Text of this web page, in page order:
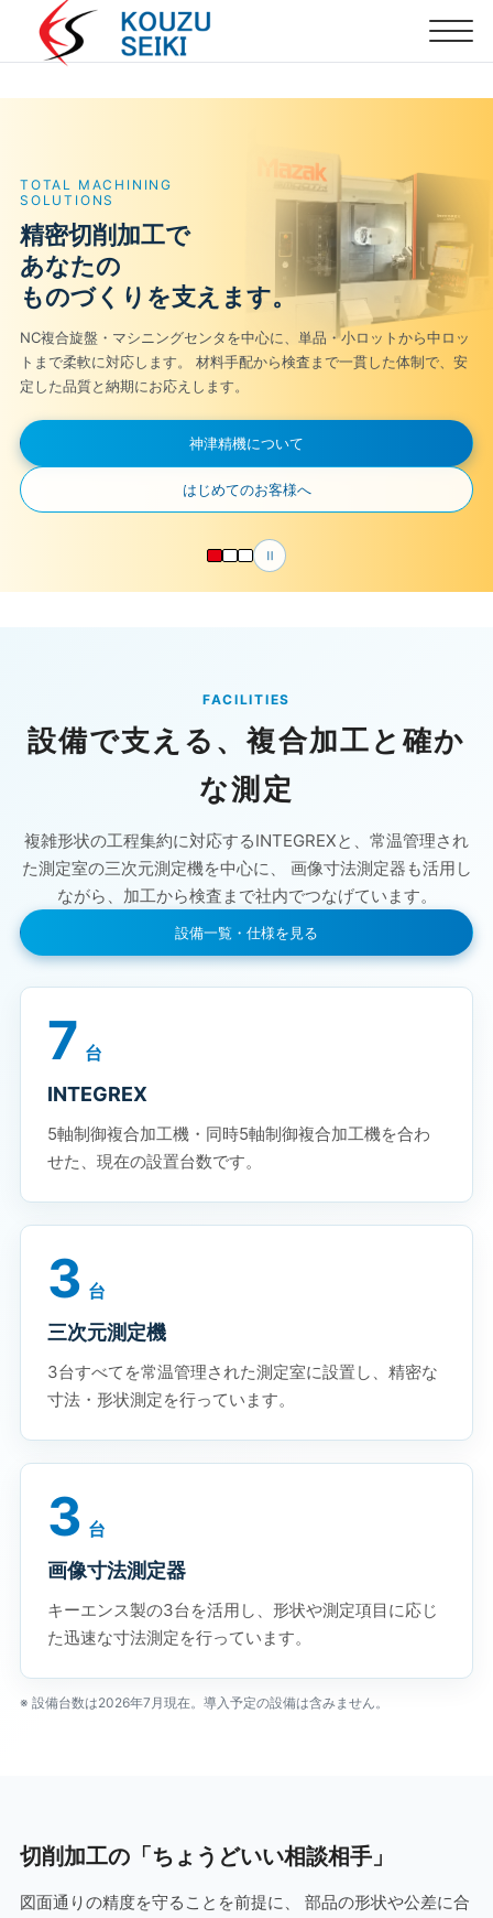
えます。
センタを中心に、単品・小ロットから中ロッ
。 材料手配から検査まで一貫した体制で、安
えします。
神津精機について
はじめてのお客様へ
ROBOTIC
旋盤も、マ
ロボットに
複合旋盤・NC旋盤に
ワークの供給から排出
両立した加工体制を構
Ⅱ
自動再生を停止
FACILITIES
設備で支える、複合加工と確か
な測定
複雑形状の工程集約に対応するINTEGREXと、常温管理され
た測定室の三次元測定機を中心に、 画像寸法測定器も活用し
ながら、加工から検査まで社内でつなげています。
設備一覧・仕様を見る
7 台
INTEGREX
5軸制御複合加工機・同時5軸制御複合加工機を合わ
せた、現在の設置台数です。
3 台
三次元測定機
3台すべてを常温管理された測定室に設置し、精密な
寸法・形状測定を行っています。
3 台
画像寸法測定器
キーエンス製の3台を活用し、形状や測定項目に応じ
た迅速な寸法測定を行っています。
※ 設備台数は2026年7月現在。導入予定の設備は含みません。
切削加工の「ちょうどいい相談相手」
図面通りの精度を守ることを前提に、 部品の形状や公差に合